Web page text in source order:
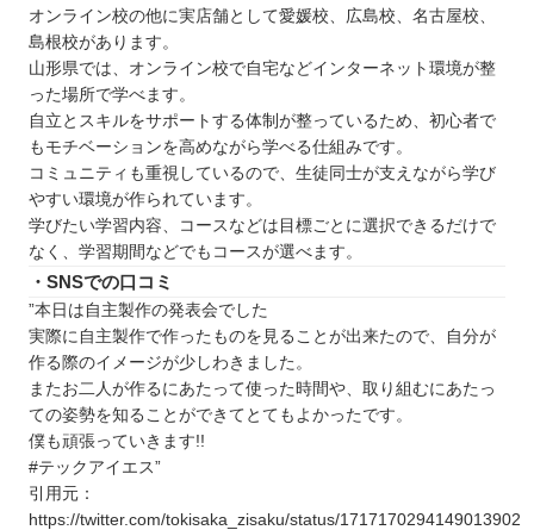
オンライン校の他に実店舗として愛媛校、広島校、名古屋校、
島根校があります。
山形県では、オンライン校で自宅などインターネット環境が整
った場所で学べます。
自立とスキルをサポートする体制が整っているため、初心者で
もモチベーションを高めながら学べる仕組みです。
コミュニティも重視しているので、生徒同士が支えながら学び
やすい環境が作られています。
学びたい学習内容、コースなどは目標ごとに選択できるだけで
なく、学習期間などでもコースが選べます。
・SNSでの口コミ
”本日は自主製作の発表会でした
実際に自主製作で作ったものを見ることが出来たので、自分が
作る際のイメージが少しわきました。
またお二人が作るにあたって使った時間や、取り組むにあたっ
ての姿勢を知ることができてとてもよかったです。
僕も頑張っていきます!!
#テックアイエス”
引用元：
https://twitter.com/tokisaka_zisaku/status/1717170294149013902